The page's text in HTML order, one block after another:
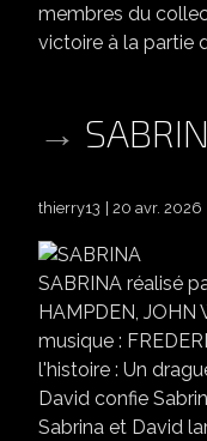
membres du
victoire à la partie
thierry13 20 avr. 2026
SABRINA réalisé
HAMPDEN, JOHN
musique :
l'histoire : Un
David confie
Sabrina et David